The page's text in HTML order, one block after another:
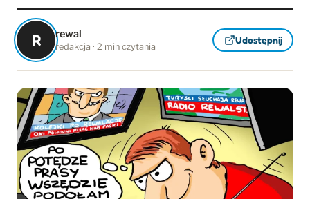
R rewal
redakcja · 2 min czytania
Udostępnij